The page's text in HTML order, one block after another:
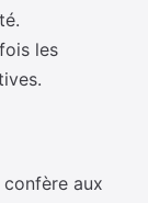
les
aux